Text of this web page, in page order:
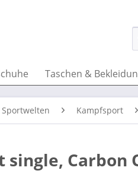
Taschen &
Sportwelten Kampfsport
single, Carbon